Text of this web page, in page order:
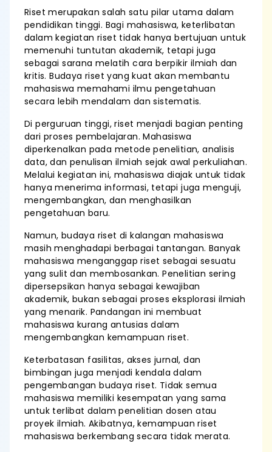
Riset merupakan salah satu pilar utama dalam
pendidikan tinggi. Bagi mahasiswa, keterlibatan
dalam kegiatan riset tidak hanya bertujuan untuk
memenuhi tuntutan akademik, tetapi juga
sebagai sarana melatih cara berpikir ilmiah dan
kritis. Budaya riset yang kuat akan membantu
mahasiswa memahami ilmu pengetahuan
secara lebih mendalam dan sistematis.
Di perguruan tinggi, riset menjadi bagian penting
dari proses pembelajaran. Mahasiswa
diperkenalkan pada metode penelitian, analisis
data, dan penulisan ilmiah sejak awal perkuliahan.
Melalui kegiatan ini, mahasiswa diajak untuk tidak
hanya menerima informasi, tetapi juga menguji,
mengembangkan, dan menghasilkan
pengetahuan baru.
Namun, budaya riset di kalangan mahasiswa
masih menghadapi berbagai tantangan. Banyak
mahasiswa menganggap riset sebagai sesuatu
yang sulit dan membosankan. Penelitian sering
dipersepsikan hanya sebagai kewajiban
akademik, bukan sebagai proses eksplorasi ilmiah
yang menarik. Pandangan ini membuat
mahasiswa kurang antusias dalam
mengembangkan kemampuan riset.
Keterbatasan fasilitas, akses jurnal, dan
bimbingan juga menjadi kendala dalam
pengembangan budaya riset. Tidak semua
mahasiswa memiliki kesempatan yang sama
untuk terlibat dalam penelitian dosen atau
proyek ilmiah. Akibatnya, kemampuan riset
mahasiswa berkembang secara tidak merata.